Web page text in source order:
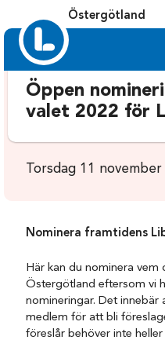
Östergötland
Öppen
valet 2022 för
Torsdag 11 november
Nominera framtidens
Här kan du nominera vem
Östergötland eftersom vi
nomineringar. Det innebär
medlem för att bli
föreslår behöver inte